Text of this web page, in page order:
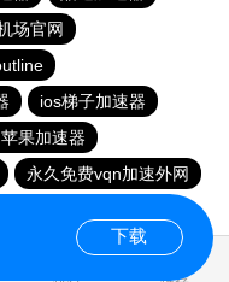
场官网
ios梯子加速器
果加速器
永久免费vqn加速外网
下载